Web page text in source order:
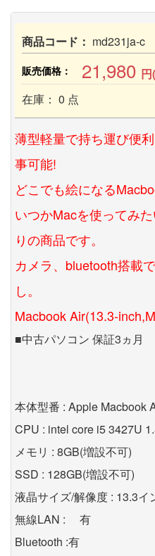
商品コード： md231ja-c
販売価格： 21,980
在庫： 0 点
薄型軽量で持ち運び便
事可能!
どこでも絵になる
いつかMacを使ってみ
りの商品です。
カメラ、bluetooth搭載
し。
Macbook Air(13.3-
■中古パソコン 保証3ヵ月
本体型番 : Apple Macbook
CPU : intel core i5 3427U
メモリ : 8GB(増設不可)
SSD : 128GB(増設不可)
液晶サイズ/解像度 : 13.3イ
無線LAN : 有
Bluetooth :有